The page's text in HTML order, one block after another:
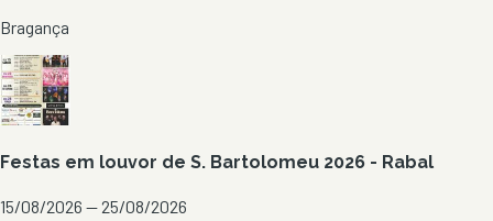
Bragança
Festas em louvor de S. Bartolomeu 2026 - Rabal
15/08/2026 — 25/08/2026